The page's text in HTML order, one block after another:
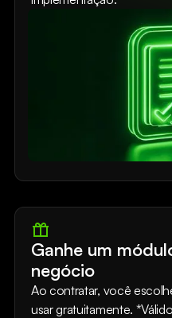
Ganhe um
negócio
Ao contratar, você
usar gratuitamente.